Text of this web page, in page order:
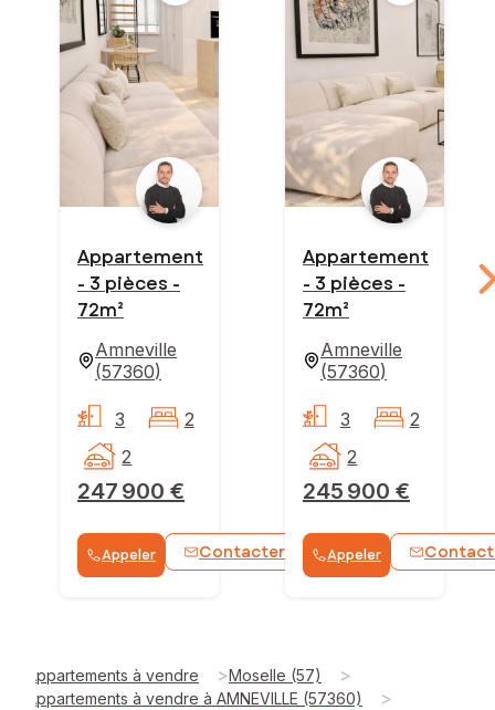
Appartement
- 3 pièces -
72m²
Amneville
(57360)
247 900 €
3
2
2
Appeler Contacter WhatsApp
Appartement
- 3 pièces -
72m²
Amneville
(57360)
245 900 €
3
2
2
Appeler
Appartements à vendre >Moselle (57) >
Appartements à vendre à AMNEVILLE (57360) >